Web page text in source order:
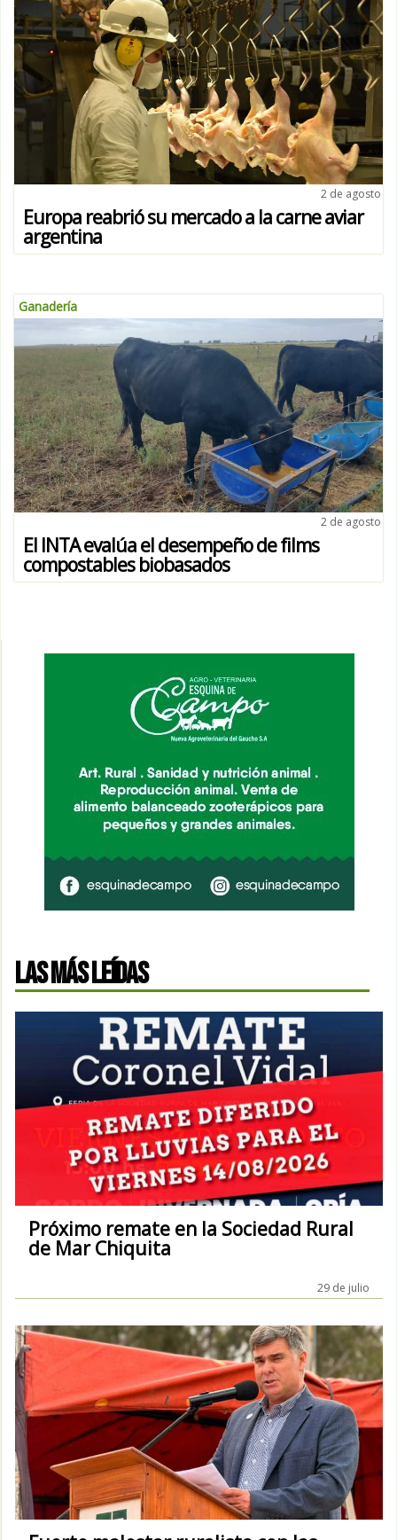
2 de agosto
Europa reabrió su mercado a la carne aviar
argentina
Ganadería
2 de agosto
El INTA evalúa el desempeño de films
compostables biobasados
LAS MÁS LEÍDAS
Próximo remate en la Sociedad Rural
de Mar Chiquita
29 de julio